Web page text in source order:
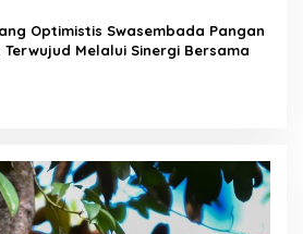
Optimistis Swasembada Pangan
Terwujud Melalui Sinergi Bersama